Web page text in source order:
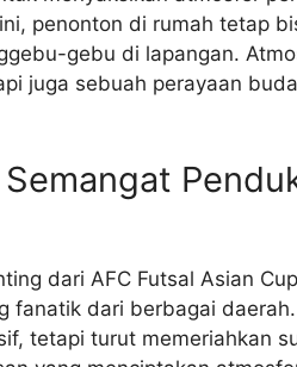
penonton di rumah tetap
gebu di lapangan.
juga sebuah perayaan
dari AFC Futsal Asian
fanatik dari berbagai
tetapi turut memeriahkan